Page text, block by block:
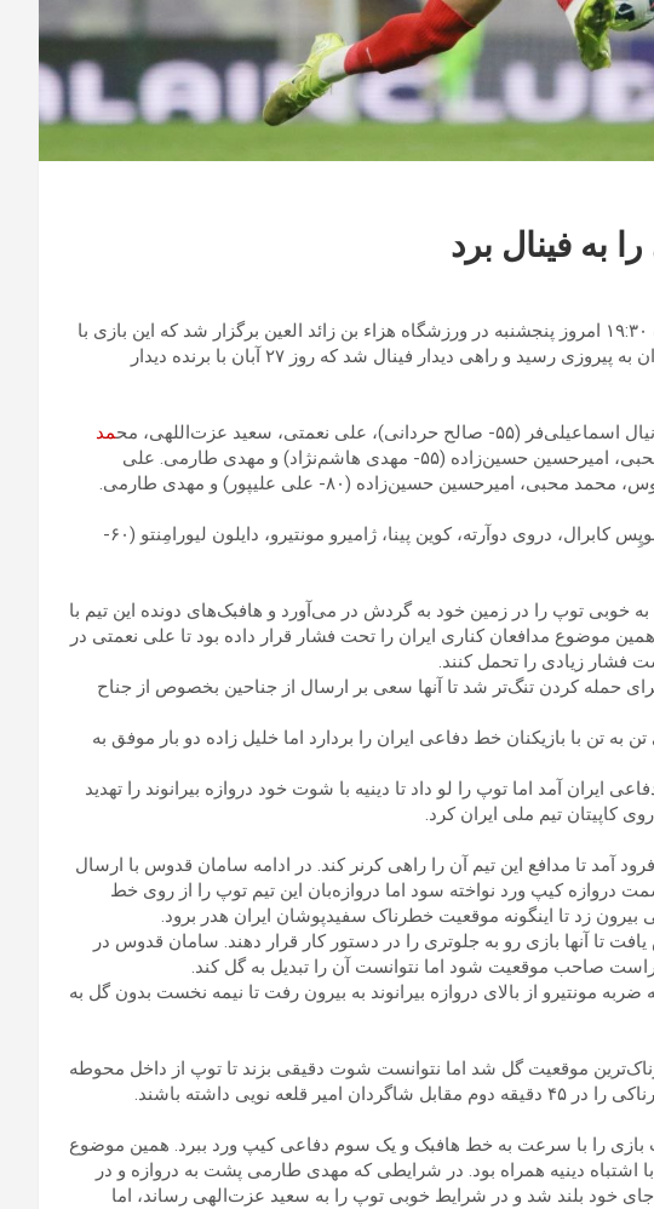
به فینال برد
ایران و کیپ‌وِرد از ساعت ۱۹:۳۰ امروز پنجشنبه در ورزشگاه هزاء بن زائد العین برگزار شد که این بازی با
تساوی بدون گل همراه بود اما در ضربات پنالتی ایران به پیروزی رسید و راهی دیدار فینال شد که روز ۲۷ آبان با برنده دیدار
نعمتی، سعید عزت‌اللهی، مح
مد
قربانی (۵۵- امید نورافکن)، سامان قدوس، محمد محبی، امیرحسین حسین‌زاده (۵۵- مهدی هاشم‌نژاد) و مهدی طارمی. علی
حسین‌زاده (۸۰- علی علیپور) و مهدی طارمی.
وُزینیا، استوپیرا، ادیلسون دینیه، واگنر پینا، سیدنی لوپِس کابرال، دروی دوآرته، کوین پینا، ژامیرو مونتیرو، دایلون لیورامِنتو (۶۰-
خوبی توپ را در زمین خود به گردش در می‌آورد و هافبک‌های دونده این تیم با
موضوع مدافعان کناری ایران را تحت فشار قرار داده بود تا علی نعمتی در
فشار زیادی را تحمل کنند.
حمله کردن تنگ‌تر شد تا آنها سعی بر ارسال از جناحین بخصوص از جناح
تن با بازیکنان خط دفاعی ایران را بردارد اما خلیل زاده دو بار موفق به
در دقیقه ۲۶ تا یک سوم دفاعی ایران آمد اما توپ را لو داد تا دینیه با شوت خود دروازه بیرانوند را تهدید
کاپیتان تیم ملی ایران کرد.
آمد تا مدافع این تیم آن را راهی کرنر کند. در ادامه سامان قدوس با ارسال
کیپ ورد نواخته سود اما دروازه‌بان این تیم توپ را از روی خط
زد تا اینگونه موقعیت خطرناک سفیدپوشان ایران هدر برود.
تا آنها بازی رو به جلوتری را در دستور کار قرار دهند. سامان قدوس در
شد که ضربه مونتیرو از بالای دروازه بیرانوند به بیرون رفت تا نیمه نخست بدون گل به
صاحب خطرناک‌ترین موقعیت گل شد اما نتوانست شوت دقیقی بزند تا توپ از داخل محوطه
نویی داشته باشند.
را با سرعت به خط هافبک و یک سوم دفاعی کیپ ورد ببرد. همین موضوع
زمین با اشتباه دینیه همراه بود. در شرایطی که مهدی طارمی پشت به دروازه و در
جای خود بلند شد و در شرایط خوبی توپ را به سعید عزت‌الهی رساند، اما